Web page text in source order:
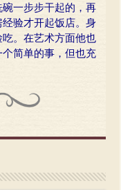
一步步干起的，再
验才开起饭店。身
。在艺术方面他也
简单的事，但也充